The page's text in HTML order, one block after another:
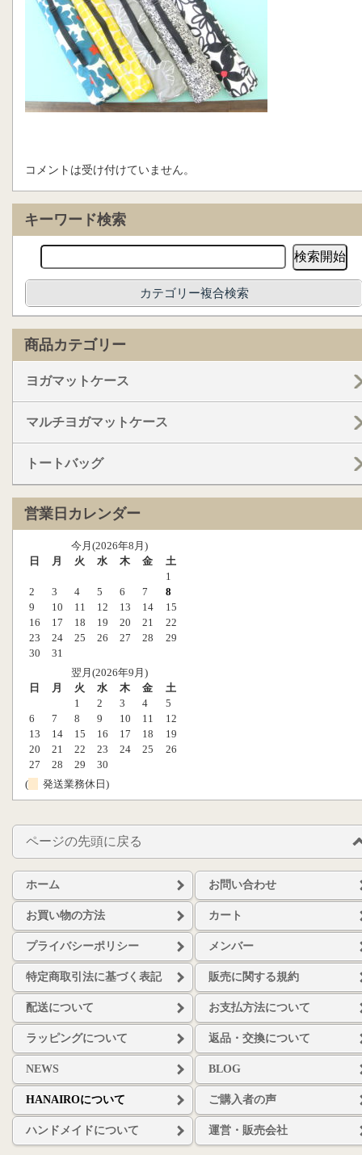
コメントは受け付けていません。
キーワード検索
カテゴリー複合検索
商品カテゴリー
ヨガマットケース
マルチヨガマットケース
トートバッグ
営業日カレンダー
今月(2026年8月)
日
月 火 水 木 金
土
1
2
3 4 5 6 7
8
9
10 11 12 13 14
15
16
17 18 19 20 21
22
23
24 25 26 27 28
29
30
31
翌月(2026年9月)
日
月 火 水 木 金
土
1
2 3 4
5
6
7 8 9 10 11
12
13
14 15 16 17 18
19
20
21 22 23 24 25
26
27
28 29
30
(
発送業務休日)
ページの先頭に戻る
ホーム お問い合わせ
お買い物の方法 カート
プライバシーポリシー メンバー
特定商取引法に基づく表記 販売に関する規約
配送について お支払方法について
ラッピングについて 返品・交換について
NEWS BLOG
HANAIROについて ご購入者の声
ハンドメイドについて 運営・販売会社